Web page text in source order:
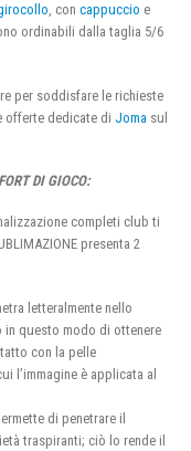
, con cappuccio e
ordinabili dalla taglia 5/6
per soddisfare le richieste
offerte dedicate di Joma sul
DI GIOCO:
completi club ti
presenta 2
letteralmente nello
questo modo di ottenere
con la pelle
l’immagine è applicata al
di penetrare il
traspiranti; ciò lo rende il